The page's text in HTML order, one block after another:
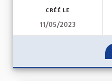
CRÉÉ LE
11/05/2023